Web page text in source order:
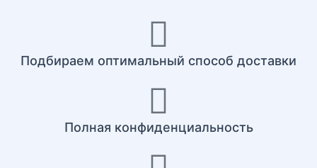
Подбираем оптимальный способ доставки
Полная конфиденциальность